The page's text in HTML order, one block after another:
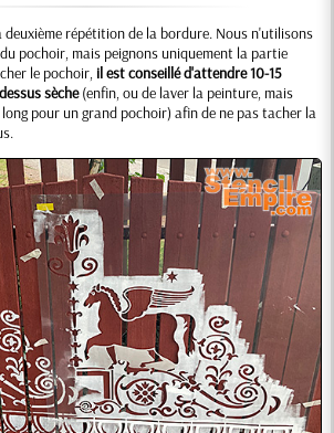
deuxième répétition de la bordure. Nous n'utilisons
pochoir, mais peignons uniquement la partie
le pochoir, il est conseillé d'attendre 10-15
sèche(enfin, ou de laver la peinture, mais
pour un grand pochoir) afin de ne pas tacher la